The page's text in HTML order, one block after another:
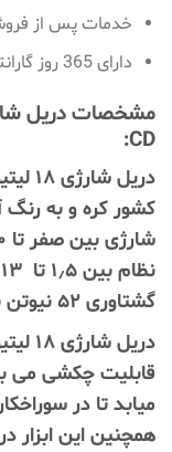
خدمات پس از
دارای 365 روز گارانتی شرکت هیوندای
CD:
کشور کره و به رنگ
گشتاوری ۵۲ نیوتن بر متر می باشد .
قابلیت چکشی می
میابد تا در
همچنین این ابزار